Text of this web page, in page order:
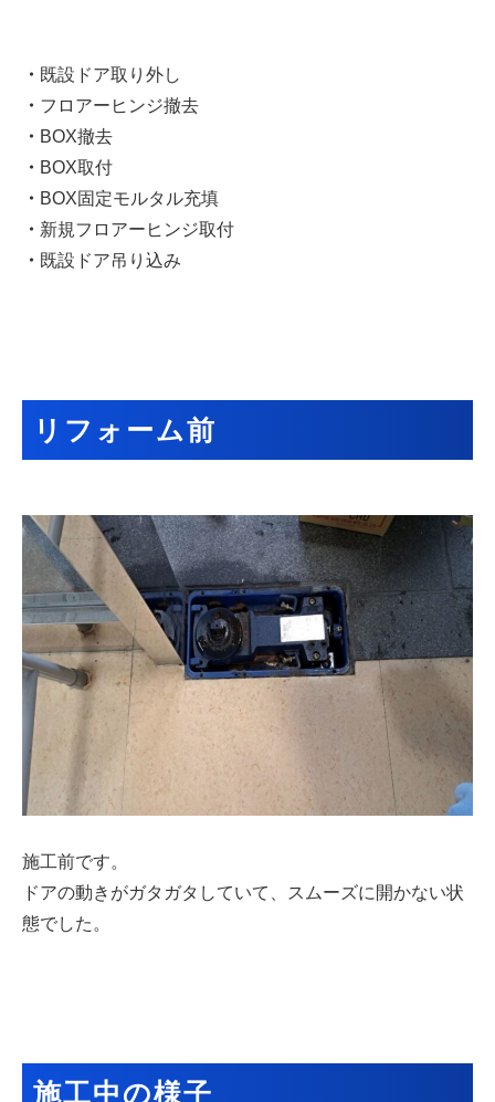
・ 既設ドア取り外し
・ フロアーヒンジ撤去
・ BOX撤去
・ BOX取付
・ BOX固定モルタル充填
・ 新規フロアーヒンジ取付
・ 既設ドア吊り込み
リフォーム前
施工前です。
ドアの動きがガタガタしていて、スムーズに開かない状
態でした。
施工中の様子